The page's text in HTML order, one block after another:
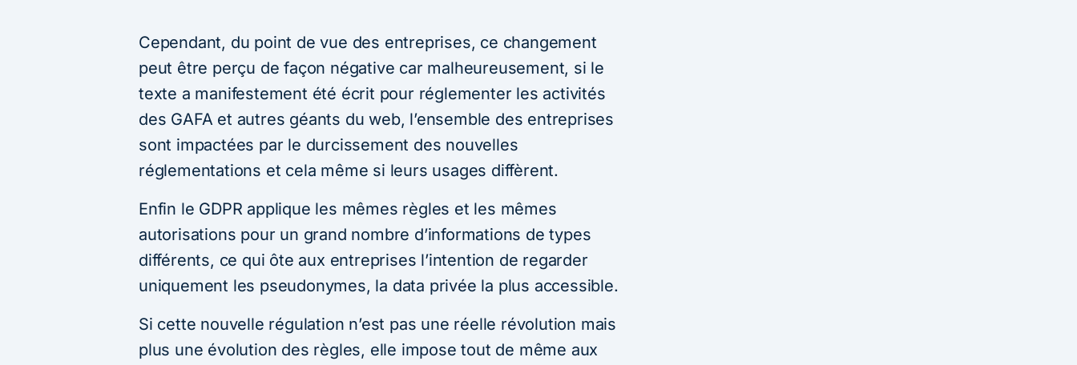
Cependant, du point de vue des entreprises, ce changement
peut être perçu de façon négative car malheureusement, si le
texte a manifestement été écrit pour réglementer les activités
des GAFA et autres géants du web, l’ensemble des entreprises
sont impactées par le durcissement des nouvelles
réglementations et cela même si leurs usages diffèrent.
Enfin le GDPR applique les mêmes règles et les mêmes
autorisations pour un grand nombre d’informations de types
différents, ce qui ôte aux entreprises l’intention de regarder
uniquement les pseudonymes, la data privée la plus accessible.
Si cette nouvelle régulation n’est pas une réelle révolution mais
plus une évolution des règles, elle impose tout de même aux